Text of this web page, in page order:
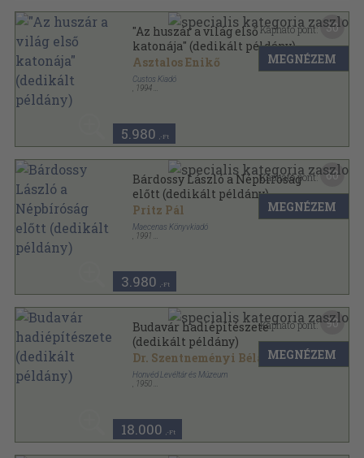
"Az huszár a világ első
katonája" (dedikált példány)
Asztalos Enikő
Custos Kiadó
1994
5.980 ,-Ft
Kapható pont: 30
MEGNÉZEM
Bárdossy László a Népbíróság
előtt (dedikált példány)
Pritz Pál
Maecenas Könyvkiadó
1991
3.980 ,-Ft
Kapható pont: 60
MEGNÉZEM
Budavár hadiépítészete
(dedikált példány)
Dr. Szentneményi Béla
Honvéd Levéltár és Múzeum
1950
18.000 ,-Ft
Kapható pont: 90
MEGNÉZEM